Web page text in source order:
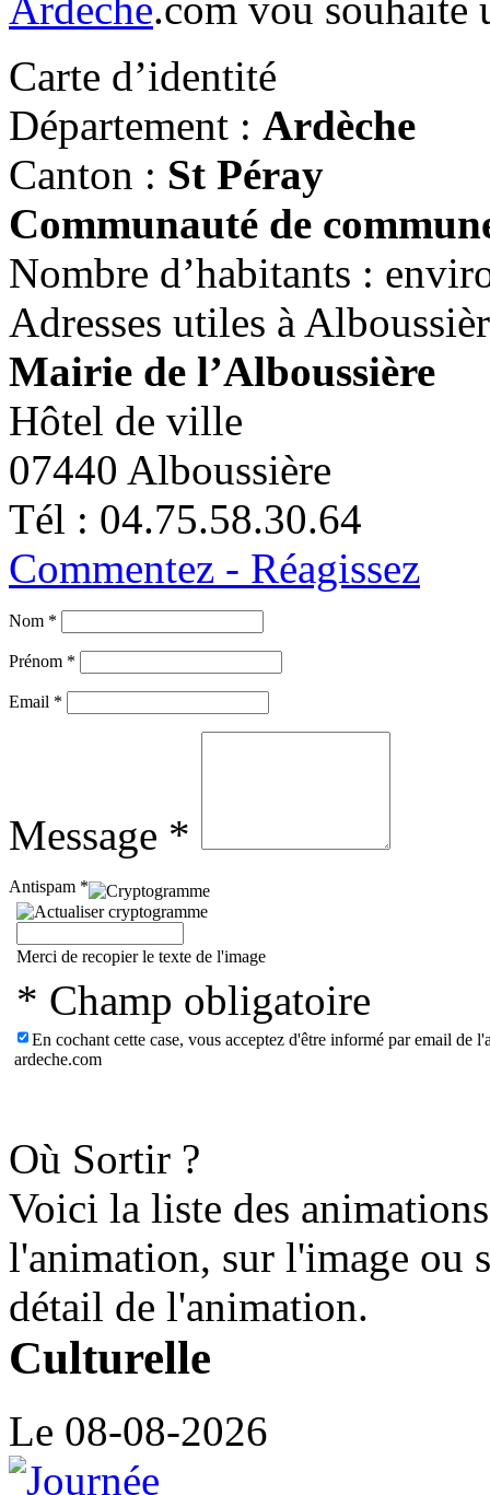
Carte d’identité
Département : Ardèche
Canton : St Péray
Communauté de
Nombre d’habitants :
Adresses utiles à
Mairie de l’Alboussière
Hôtel de ville
07440 Alboussière
Tél : 04.75.58.30.64
Commentez - Réagissez
Nom *
Prénom *
Email *
Message *
Antispam *
Merci de recopier le texte de l'image
* Champ obligatoire
En cochant cette case, vous acceptez d'être informé par email de
ardeche.com
Où Sortir ?
Voici la liste des
l'animation, sur l'image ou
détail de l'animation.
Culturelle
Le 08-08-2026